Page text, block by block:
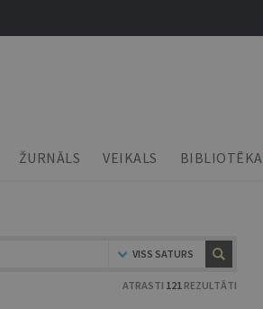
ŽURNĀLS VEIKALS BIBLIOTĒKA
VISS SATURS
ATRASTI 121 REZULTĀTI